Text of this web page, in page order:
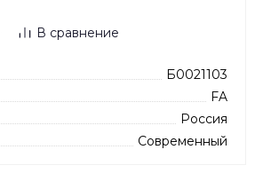
В сравнение
Б0021103
FA
Россия
Современный